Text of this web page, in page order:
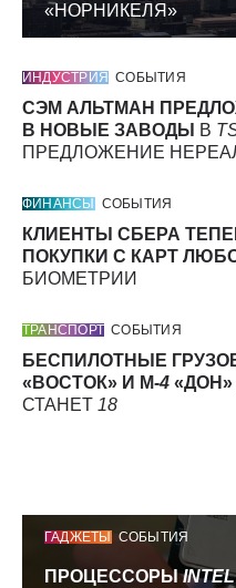
«НОРНИКЕЛЯ»
ИНДУСТРИЯ СОБЫТИЯ
СЭМ АЛЬТМАН
В НОВЫЕ ЗАВОДЫ
В
ПРЕДЛОЖЕНИЕ
ФИНАНСЫ СОБЫТИЯ
КЛИЕНТЫ СБЕРА
ПОКУПКИ С КАРТ
БИОМЕТРИИ
ТРАНСПОРТ СОБЫТИЯ
БЕСПИЛОТНЫЕ
«ВОСТОК» И М-4 «ДОН»
СТАНЕТ 18
ГАДЖЕТЫ СОБЫТИЯ
ПРОЦЕССОРЫ